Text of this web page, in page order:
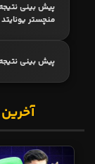
پیش بینی
منچستر یونایتد
پیش بینی